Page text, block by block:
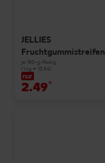
JELLIES
Fruchtgummistreifen
je 180-g-Packg.
(1 kg = 13.84)
nur
2.49*